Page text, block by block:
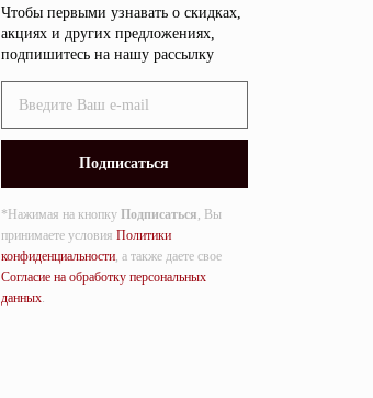
Чтобы первыми узнавать о скидках,
акциях и других предложениях,
подпишитесь на нашу рассылку
*Нажимая на кнопку Подписаться, Вы
принимаете условия Политики
конфиденциальности, а также даете свое
Согласие на обработку персональных
данных.